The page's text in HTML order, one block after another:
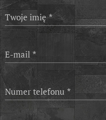
Twoje imię
E-mail
Numer telefonu